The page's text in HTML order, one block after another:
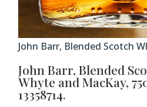
John Barr, Blended Scotch
John Barr, Blended
Whyte and MacKay,
13358714.